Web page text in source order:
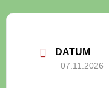
DATUM
07.11.2026